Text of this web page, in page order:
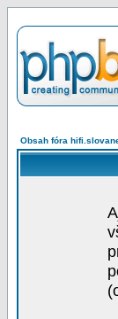
Obsah fóra